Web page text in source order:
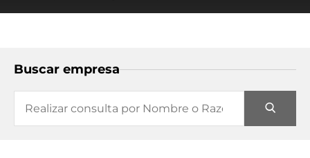
Buscar empresa